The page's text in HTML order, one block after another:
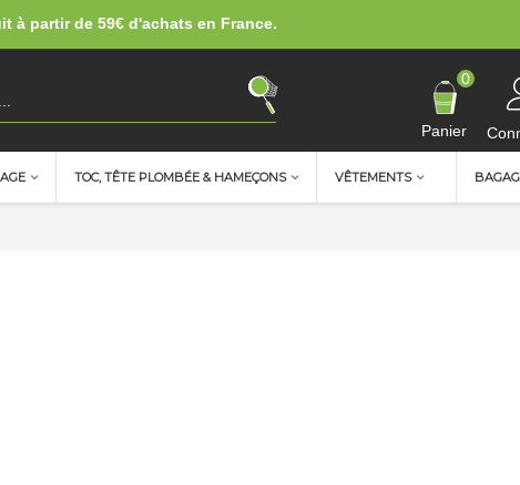
à partir de 59€ d'achats en France.
Panier
0
TOC, TÊTE PLOMBÉE & HAMEÇONS VÊTEMENTS